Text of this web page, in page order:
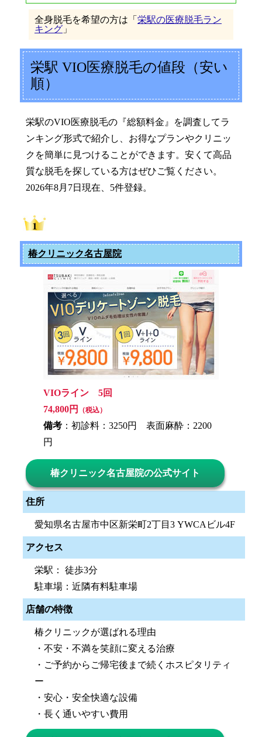
全身脱毛を希望の方は「 栄駅の医療脱毛ラン
キング 」
栄駅 VIO医療脱毛の値段（安い
順）
栄駅のVIO医療脱毛の『総額料金』を調査してラ
ンキング形式で紹介し、お得なプランやクリニッ
クを簡単に見つけることができます。安くて高品
質な脱毛を探している方はぜひご覧ください。
2026年8月7日現在、5件登録。
椿クリニック名古屋院
VIOライン 5回
74,800円
（税込）
備考 ：初診料：3250円 表面麻酔：2200
円
椿クリニック名古屋院の公式サイト
住所
愛知県名古屋市中区新栄町2丁目3 YWCAビル4F
アクセス
栄駅： 徒歩3分
駐車場：近隣有料駐車場
店舗の特徴
椿クリニックが選ばれる理由
・不安・不満を笑顔に変える治療
・ご予約からご帰宅後まで続くホスピタリティ
ー
・安心・安全快適な設備
・長く通いやすい費用